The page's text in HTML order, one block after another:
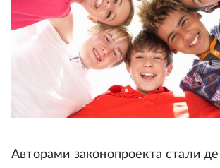
Авторами законопроекта стали